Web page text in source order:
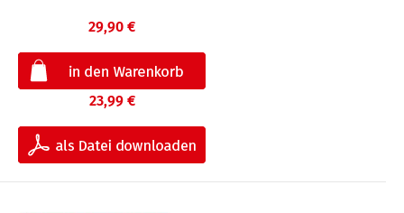
29,90 €
23,99 €